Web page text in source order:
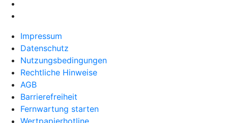
Impressum
Datenschutz
Nutzungsbedingungen
Rechtliche Hinweise
AGB
Barrierefreiheit
Fernwartung starten
Wertpapierhotline